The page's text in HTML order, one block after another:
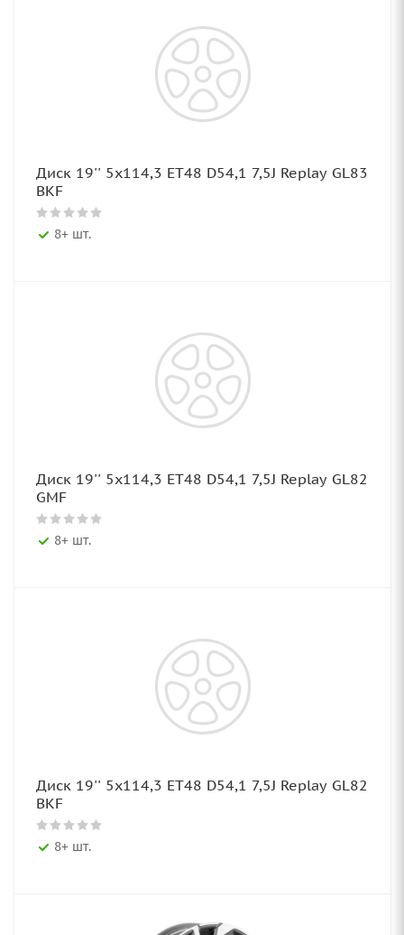
Диск 19'' 5x114,3 ET48 D54,1 7,5J Replay GL83
BKF
8+ шт.
Диск 19'' 5x114,3 ET48 D54,1 7,5J Replay GL82
GMF
8+ шт.
Диск 19'' 5x114,3 ET48 D54,1 7,5J Replay GL82
BKF
8+ шт.